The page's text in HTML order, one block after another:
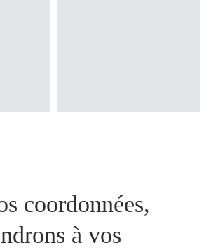
coordonnées,
à vos